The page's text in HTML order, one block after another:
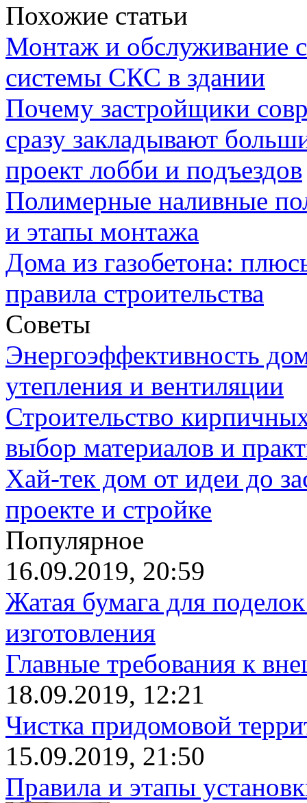
Похожие статьи
Монтаж и обслуживание
системы СКС в здании
Почему застройщики
сразу закладывают
проект лобби и подъездов
Полимерные наливные
и этапы монтажа
Дома из газобетона:
правила строительства
Советы
Энергоэффективность
утепления и вентиляции
Строительство
выбор материалов и
Хай-тек дом от идеи до
проекте и стройке
Популярное
16.09.2019, 20:59
Жатая бумага для
изготовления
Главные требования к
18.09.2019, 12:21
Чистка придомовой
15.09.2019, 21:50
Правила и этапы